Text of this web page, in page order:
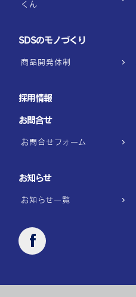
くん
SDSのモノづくり
商品開発体制
採用情報
お問合せ
お問合せフォーム
お知らせ
お知らせ一覧